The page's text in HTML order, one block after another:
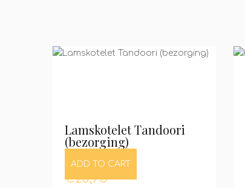
Lamskotelet Tandoori
(bezorging)
ADD TO CART
€23,75